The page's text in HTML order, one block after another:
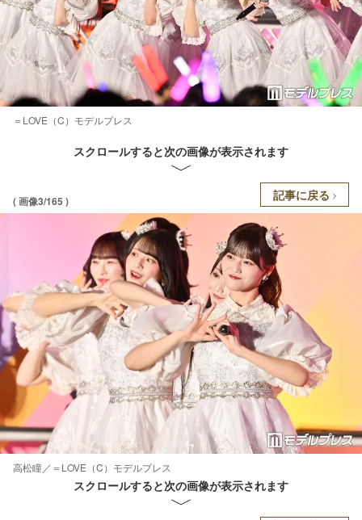
＝LOVE（C）モデルプレス
スクロールすると次の画像が表示されます
( 画像3/165 ) 記事に戻る
高松瞳／＝LOVE（C）モデルプレス
スクロールすると次の画像が表示されます